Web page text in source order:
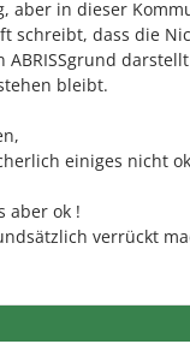
aber in dieser
schreibt, dass die
ABRISSgrund
bleibt.
einiges nicht
aber ok !
verrückt